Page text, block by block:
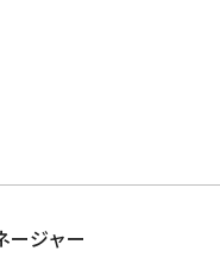
ージャー